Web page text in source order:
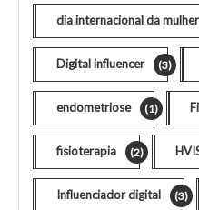
dia internacional da mulher
Digital influencer (3)
endometriose (1)
fisioterapia (2)
Influenciador digital (3)